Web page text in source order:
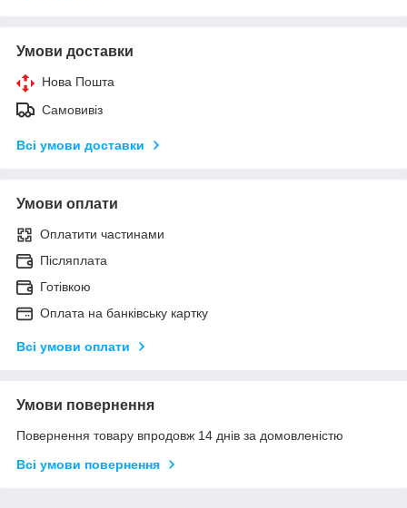
Умови доставки
Нова Пошта
Самовивіз
Всі умови доставки
Умови оплати
Оплатити частинами
Післяплата
Готівкою
Оплата на банківську картку
Всі умови оплати
Умови повернення
Повернення товару впродовж 14 днів за домовленістю
Всі умови повернення